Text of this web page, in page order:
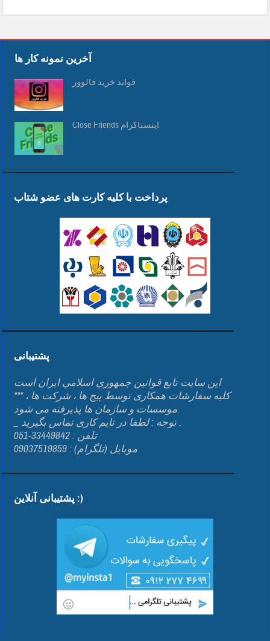
آخرین نمونه کار ها
فواید خرید فالوور
Close Friends اینستاگرام
پرداخت با کلیه کارت های عضو شتاب
پشتیبانی
اين سايت تابع قوانين جمهوري اسلامي ايران است
*** کلیه سفارشات همکاری توسط پیج ها ، شرکت ها ،
موسسات و سازمان ها پذیرفته می شود.
_ توجه : لطفا در تایم کاری تماس بگیرید .
تلفن : 33449842-051
موبایل (تلگرام) : 09037519859
پشتیبانی آنلاین :)